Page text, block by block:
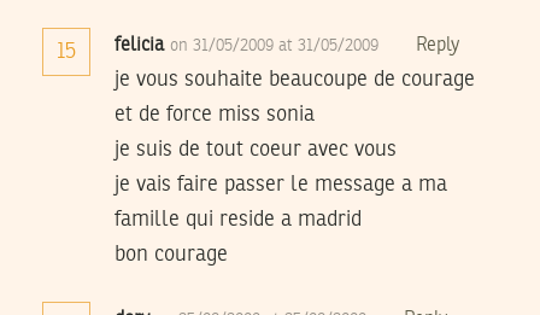
15 felicia on 31/05/2009 at 31/05/2009 Reply
je vous souhaite beaucoupe de courage
et de force miss sonia
je suis de tout coeur avec vous
je vais faire passer le message a ma
famille qui reside a madrid
bon courage